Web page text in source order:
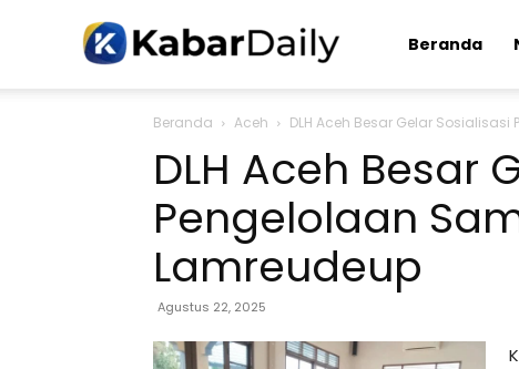
Kabardaily.com
Beranda
Beranda Aceh DLH Aceh Besar Gelar
DLH Aceh Besar
Pengelolaan
Lamreudeup
Agustus 22, 2025